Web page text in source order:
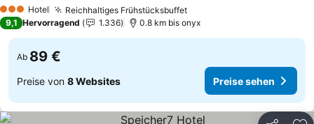
3 SterneHotel Reichhaltiges FrühstücksbuffetPreise sehen
9,1 Hervorragend 1.336 0.8 km bis onyx
Ab 89 €
Preise von 8 Websites Preise sehen